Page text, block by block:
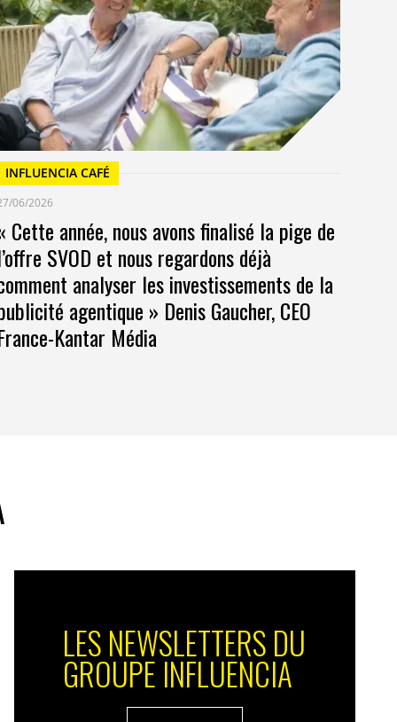
INFLUENCIA CAFÉ
06/2026
Cette année, nous avons finalisé la pige de
SVOD et nous regardons déjà
analyser les investissements de la
agentique » Denis Gaucher, CEO
Kantar Média
LES NEWSLETTERS DU
GROUPE INFLUENCIA